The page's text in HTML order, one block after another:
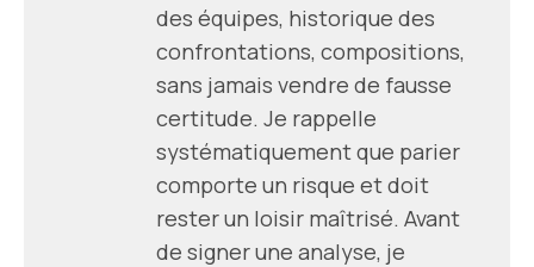
des équipes, historique des
confrontations, compositions,
sans jamais vendre de fausse
certitude. Je rappelle
systématiquement que parier
comporte un risque et doit
rester un loisir maîtrisé. Avant
de signer une analyse, je